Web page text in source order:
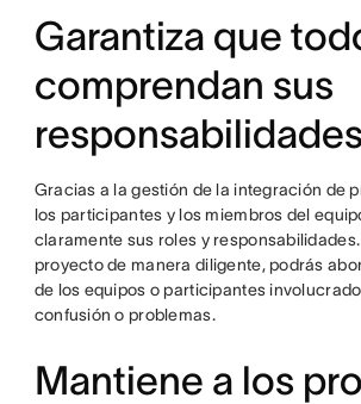
Garantiza que
comprendan sus
responsabilidades
Gracias a la gestión de la integración de
los participantes y los miembros del
claramente sus roles y
proyecto de manera diligente, podrás
de los equipos o participantes
confusión o problemas.
Mantiene a los